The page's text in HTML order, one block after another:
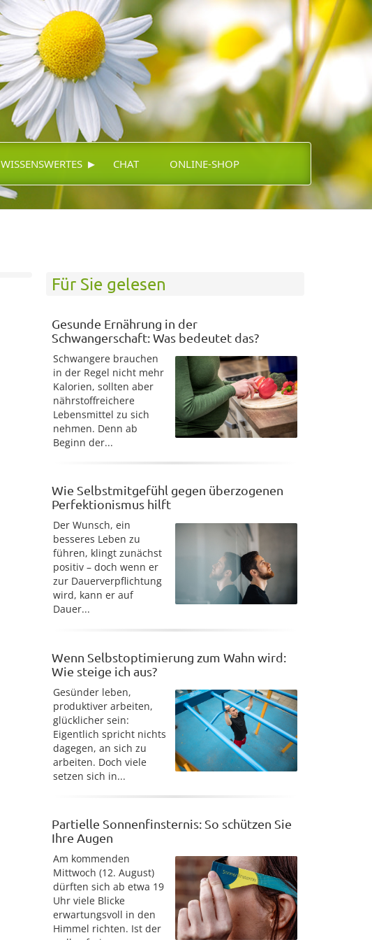
WISSENSWERTES ▸ CHAT ONLINE-SHOP
Für Sie gelesen
Gesunde Ernährung in der
Schwangerschaft: Was bedeutet das?
Schwangere brauchen
in der Regel nicht mehr
Kalorien, sollten aber
nährstoffreichere
Lebensmittel zu sich
nehmen. Denn ab
Beginn der...
Wie Selbstmitgefühl gegen überzogenen
Perfektionismus hilft
Der Wunsch, ein
besseres Leben zu
führen, klingt zunächst
positiv – doch wenn er
zur Dauerverpflichtung
wird, kann er auf
Dauer...
Wenn Selbstoptimierung zum Wahn wird:
Wie steige ich aus?
Gesünder leben,
produktiver arbeiten,
glücklicher sein:
Eigentlich spricht nichts
dagegen, an sich zu
arbeiten. Doch viele
setzen sich in...
Partielle Sonnenfinsternis: So schützen Sie
Ihre Augen
Am kommenden
Mittwoch (12. August)
dürften sich ab etwa 19
Uhr viele Blicke
erwartungsvoll in den
Himmel richten. Ist der